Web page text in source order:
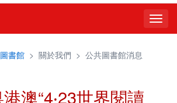
書館 > 關於我們 > 公共圖書館消息
澳“4‧23世界閱讀